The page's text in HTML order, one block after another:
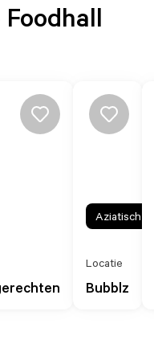
Bubblz
Locatie
Aziatisch